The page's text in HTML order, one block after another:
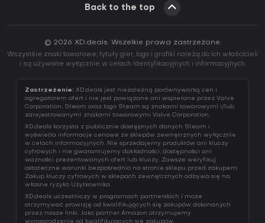
Back to the top
© 2026 XD.deals. Wszelkie prawa zastrzeżone.
Wszystkie znaki towarowe, tytuły gier, logo i grafiki należą do ich właścicieli
i są używane wyłącznie w celach identyfikacyjnych i informacyjnych.
Zastrzeżenie: XD.deals jest niezależną porównywarką cen i
agregatorem ofert i nie jest powiązane ani wspierane przez Valve
Corporation. Steam oraz logo Steam są znakami towarowymi i/lub
zarejestrowanymi znakami towarowymi Valve Corporation.
XD.deals korzysta z publicznie dostępnych danych Steam i
wyświetla informacje cenowe ze sklepów zewnętrznych wyłącznie
w celach informacyjnych. Nie sprzedajemy produktów ani kluczy
cyfrowych i nie gwarantujemy dokładności, dostępności ani
ważności prezentowanych ofert lub kluczy. Zawsze weryfikuj
ostateczne warunki bezpośrednio na stronie sklepu przed zakupem.
Zakup kluczy cyfrowych w sklepach zewnętrznych odbywa się na
własne ryzyko Użytkownika.
XD.deals uczestniczy w programach partnerskich i może
otrzymywać prowizję od kwalifikujących się zakupów dokonanych
przez nasze linki. Jako partner Amazon otrzymujemy
wynagrodzenie od kwalifikujących się zakupów.